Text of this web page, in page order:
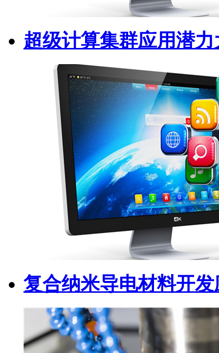
超级计算集群应用潜
复合纳米导电材料开